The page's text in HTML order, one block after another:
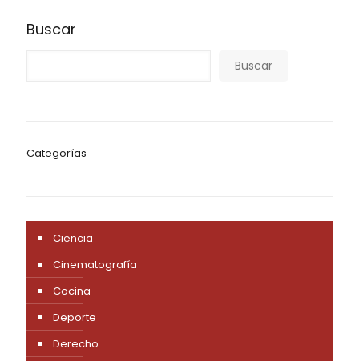
Buscar
Buscar
Categorías
Ciencia
Cinematografía
Cocina
Deporte
Derecho